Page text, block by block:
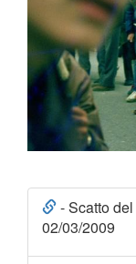
- Scatto del
02/03/2009